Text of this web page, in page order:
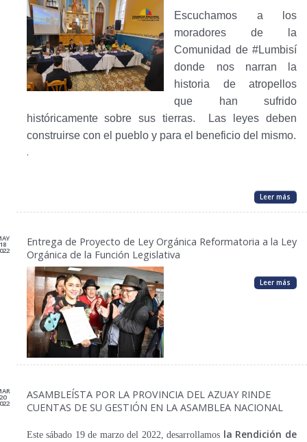
Escuchamos a los
moradores de la
Comunidad de #Lumbisí
donde nos narran la
historia de atropellos
que han sufrido
históricamente sobre sus tierras. Las leyes deben
construirse con el pueblo y para el beneficio del mismo.
.
Leer más
18
Entrega de Proyecto de Ley Orgánica Reformatoria a la Ley
Orgánica de la Función Legislativa
Leer más
20
ASAMBLEÍSTA POR LA PROVINCIA DEL AZUAY RINDE
CUENTAS DE SU GESTIÓN EN LA ASAMBLEA NACIONAL
Este sábado 19 de marzo del 2022, desarrollamos la Rendición de